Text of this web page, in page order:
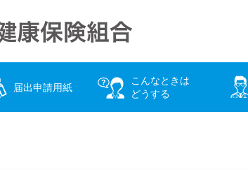
届出申請用紙
こんなときは
どうする